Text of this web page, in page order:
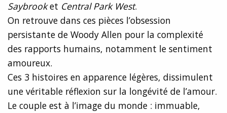
Saybrooket Central Park West.
On retrouve dans ces pièces l’obsession
persistante de Woody Allen pour la complexité
des rapports humains, notamment le sentiment
amoureux.
Ces 3 histoires en apparence légères, dissimulent
une véritable réflexion sur la longévité de l’amour.
Le couple est à l’image du monde : immuable,